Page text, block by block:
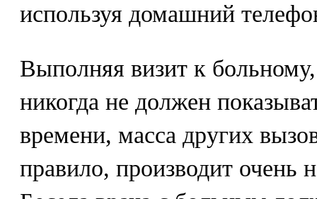
используя домашний
Выполняя визит к
никогда не должен
времени, масса других
правило, производит очень